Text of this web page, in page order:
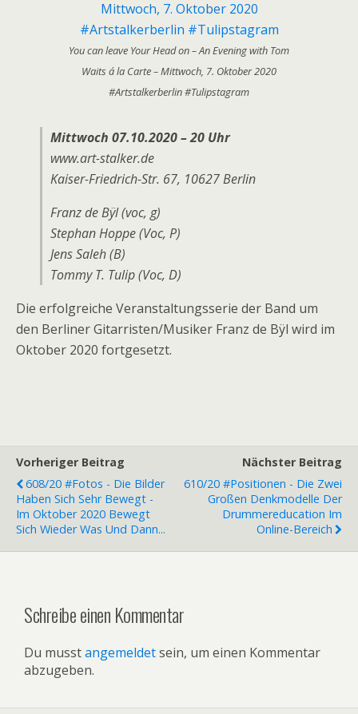
You can leave Your Head on – An Evening with Tom
Waits á la Carte – Mittwoch, 7. Oktober 2020
#Artstalkerberlin #Tulipstagram
Mittwoch 07.10.2020 – 20 Uhr
www.art-stalker.de
Kaiser-Friedrich-Str. 67, 10627 Berlin
Franz de Bÿl (voc, g)
Stephan Hoppe (Voc, P)
Jens Saleh (B)
Tommy T. Tulip (Voc, D)
Die erfolgreiche Veranstaltungsserie der Band um
den Berliner Gitarristen/Musiker Franz de Bÿl wird im
Oktober 2020 fortgesetzt.
Vorheriger Beitrag
608/20 #Fotos - Die Bilder
Haben Sich Sehr Bewegt -
Im Oktober 2020 Bewegt
Sich Wieder Was Und Dann...
Nächster Beitrag
610/20 #Positionen - Die Zwei
Großen Denkmodelle Der
Drummereducation Im
Online-Bereich
Schreibe einen Kommentar
Du musstangemeldetsein, um einen Kommentar
abzugeben.